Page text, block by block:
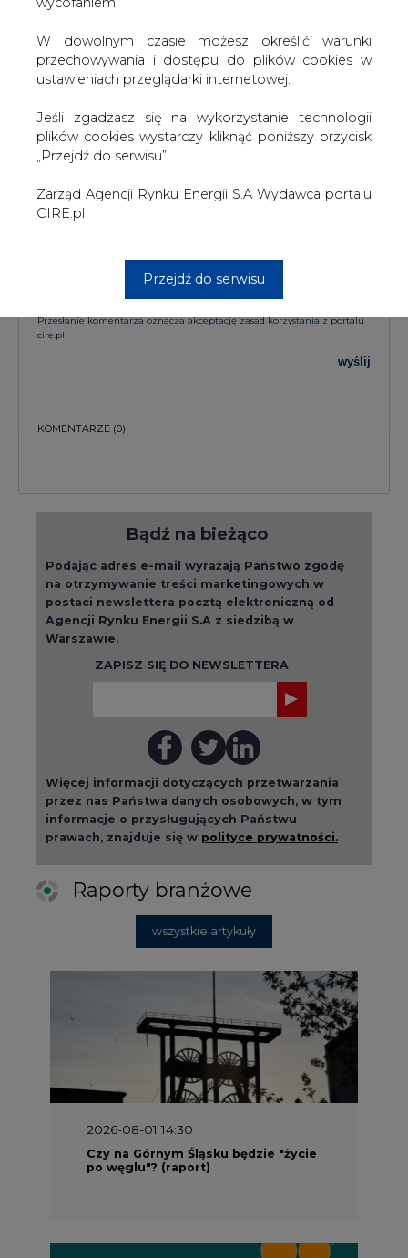
W dowolnym czasie możesz określić warunki
przechowywania i dostępu do plików cookies w
ustawieniach przeglądarki internetowej.
Jeśli zgadzasz się na wykorzystanie technologii
plików cookies wystarczy kliknąć poniższy przycisk
„Przejdź do serwisu”.
Zarząd Agencji Rynku Energii S.A Wydawca portalu
CIRE.pl
Przejdź do serwisu
KOMENTARZE
TREŚĆ KOMENTARZA
Przesłanie komentarza oznacza akceptację zasad korzystania z portalu
cire.pl
wyślij
KOMENTARZE (0)
Bądź na bieżąco
Podając adres e-mail wyrażają Państwo zgodę
na otrzymywanie treści marketingowych w
postaci newslettera pocztą elektroniczną od
Agencji Rynku Energii S.A z siedzibą w
Warszawie.
ZAPISZ SIĘ DO NEWSLETTERA
Więcej informacji dotyczących przetwarzania
przez nas Państwa danych osobowych, w tym
informacje o przysługujących Państwu
prawach, znajduje się w polityce prywatności.
Raporty branżowe
wszystkie artykuły
2026-08-01 14:30
Czy na Górnym Śląsku będzie "życie
po węglu"? (raport)